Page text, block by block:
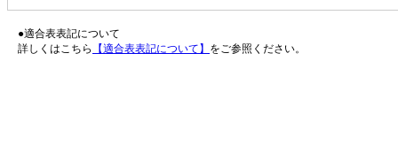
●適合表表記について
詳しくはこちら
【適合表表記について】 をご参照ください。